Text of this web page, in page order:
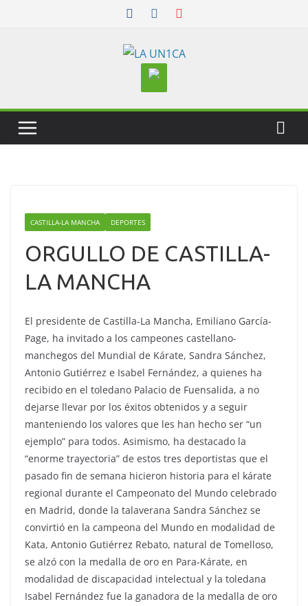
CASTILLA-LA MANCHA DEPORTES
ORGULLO DE CASTILLA-
LA MANCHA
El presidente de Castilla-La Mancha, Emiliano García-
Page, ha invitado a los campeones castellano-
manchegos del Mundial de Kárate, Sandra Sánchez,
Antonio Gutiérrez e Isabel Fernández, a quienes ha
recibido en el toledano Palacio de Fuensalida, a no
dejarse llevar por los éxitos obtenidos y a seguir
manteniendo los valores que les han hecho ser “un
ejemplo” para todos. Asimismo, ha destacado la
“enorme trayectoria” de estos tres deportistas que el
pasado fin de semana hicieron historia para el kárate
regional durante el Campeonato del Mundo celebrado
en Madrid, donde la talaverana Sandra Sánchez se
convirtió en la campeona del Mundo en modalidad de
Kata, Antonio Gutiérrez Rebato, natural de Tomelloso,
se alzó con la medalla de oro en Para-Kárate, en
modalidad de discapacidad intelectual y la toledana
Isabel Fernández fue la ganadora de la medalla de oro